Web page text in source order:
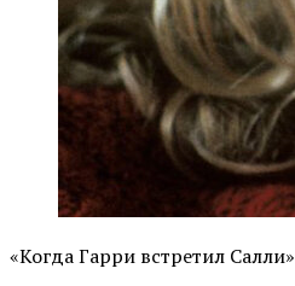
«Когда Гарри встретил Салли»